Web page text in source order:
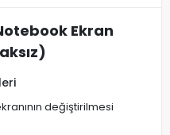
Ekran
değiştirilmesi